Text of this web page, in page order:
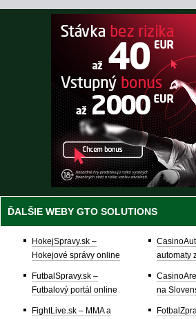
ĎALŠIE WEBY GTO SOLUTIONS
HokejSpravy.sk –
Hokejové správy online
FutbalSpravy.sk –
Futbalový portál online
FightLive.sk – MMA a
automaty
na